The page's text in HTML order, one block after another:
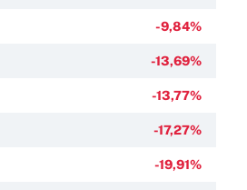
-9,84%
-13,69%
-13,77%
-17,27%
-19,91%